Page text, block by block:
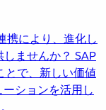
携により、進化し
ませんか？ SAP
とで、新しい価値
ションを活用し